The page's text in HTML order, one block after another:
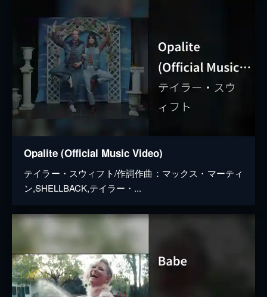
Opalite (Official Music Video)
テイラー・スウィフト/作詞作曲：マックス・マーティ
ン,SHELLBACK,テイラー・...